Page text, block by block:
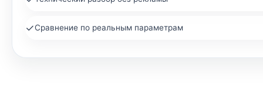
✓Сравнение по реальным параметрам